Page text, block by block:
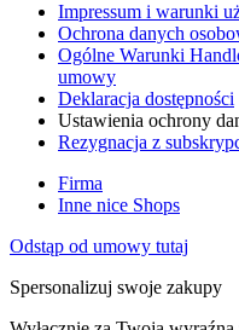
Impressum i warunki
Ochrona danych
Ogólne Warunki
umowy
Deklaracja dostępności
Ustawienia ochrony
Rezygnacja z
Firma
Inne nice Shops
Odstąp od umowy tutaj
Spersonalizuj swoje zakupy